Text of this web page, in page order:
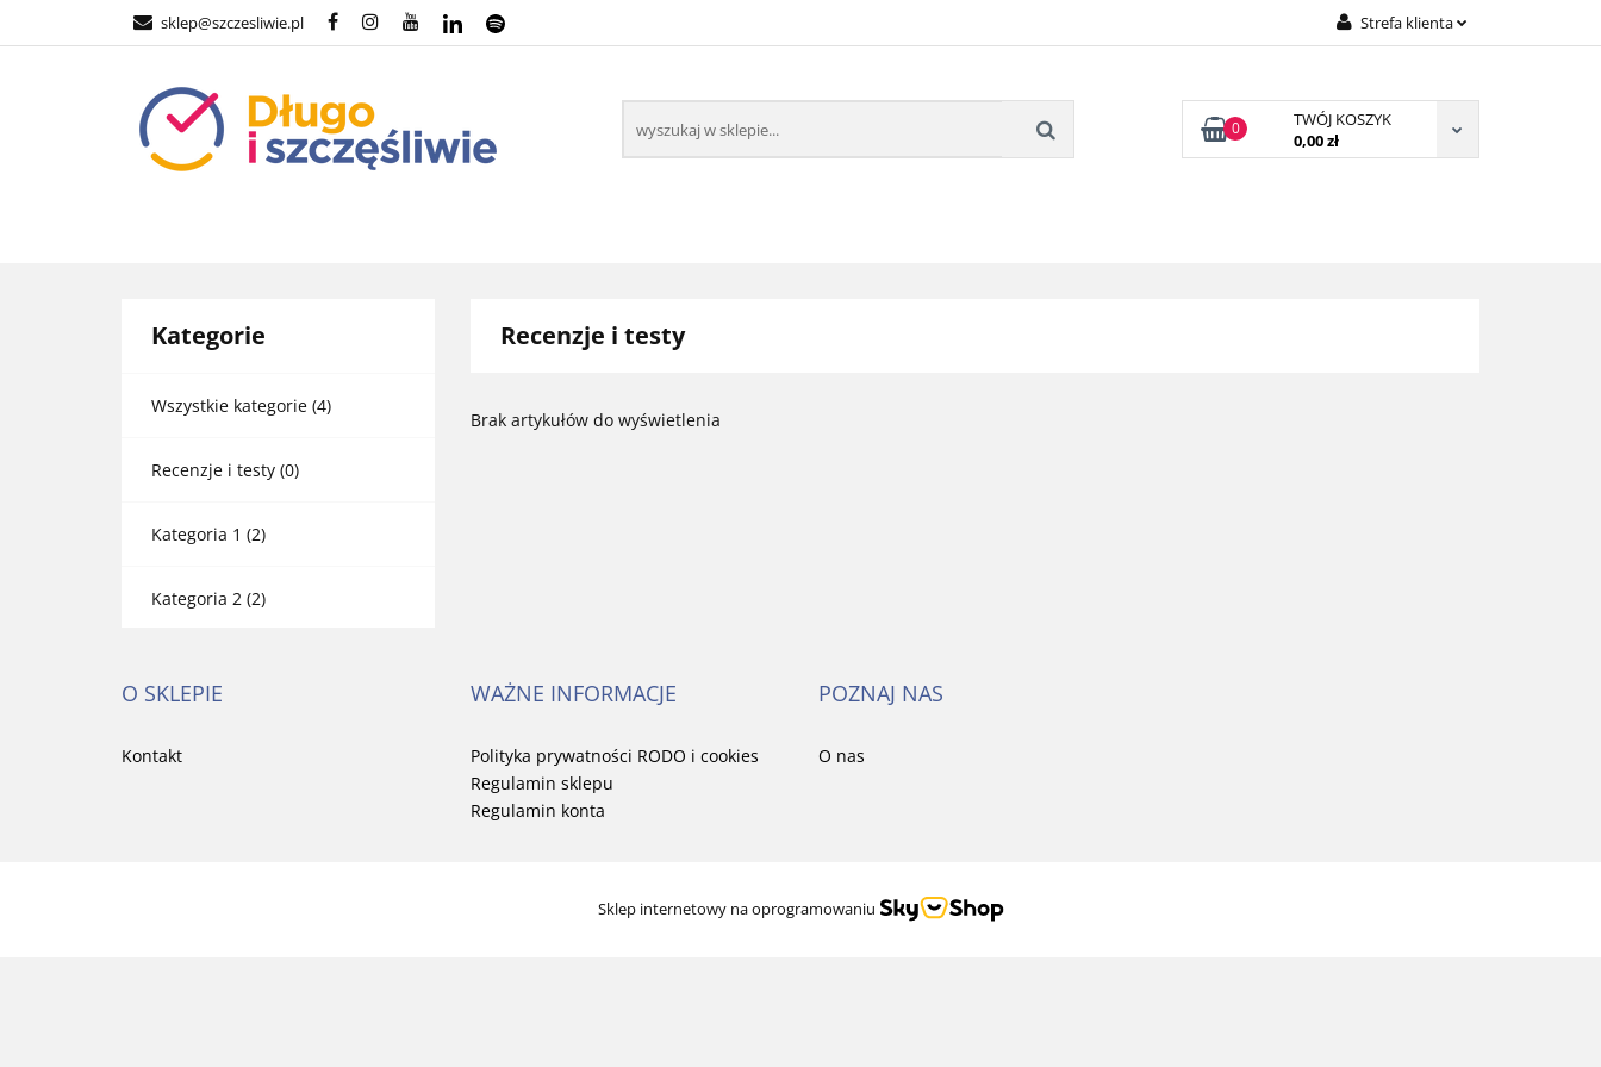
sklep@szczesliwie.pl Strefa klienta
Załóż konto
0
TWÓJ KOSZYK
0,00 zł
Kategorie
Wszystkie kategorie (4)
Recenzje i testy (0)
Kategoria 1 (2)
Kategoria 2 (2)
Recenzje i testy
Brak artykułów do wyświetlenia
O SKLEPIE
Kontakt
WAŻNE INFORMACJE
Polityka prywatności RODO i cookies
Regulamin sklepu
Regulamin konta
POZNAJ NAS
O nas
Sklep internetowy na oprogramowaniu